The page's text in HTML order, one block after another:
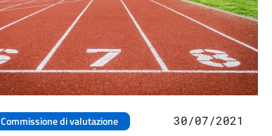
Commissione di valutazione 30/07/2021